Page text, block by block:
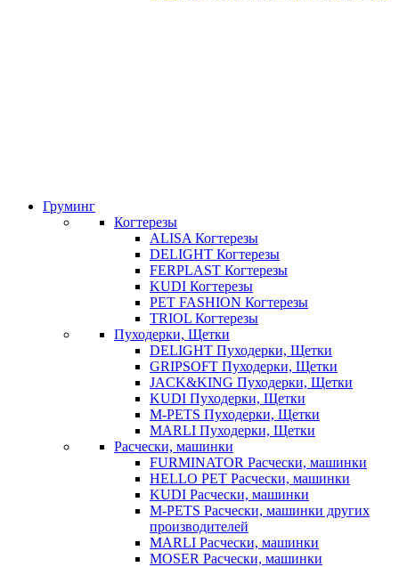
Груминг
Когтерезы
ALISA Когтерезы
DELIGHT Когтерезы
FERPLAST Когтерезы
KUDI Когтерезы
PET FASHION Когтерезы
TRIOL Когтерезы
Пуходерки, Щетки
DELIGHT Пуходерки, Щетки
GRIPSOFT Пуходерки, Щетки
JACK&KING Пуходерки, Щетки
KUDI Пуходерки, Щетки
M-PETS Пуходерки, Щетки
MARLI Пуходерки, Щетки
Расчески, машинки
FURMINATOR Расчески, машинки
HELLO PET Расчески, машинки
KUDI Расчески, машинки
M-PETS Расчески, машинки других
производителей
MARLI Расчески, машинки
MOSER Расчески, машинки